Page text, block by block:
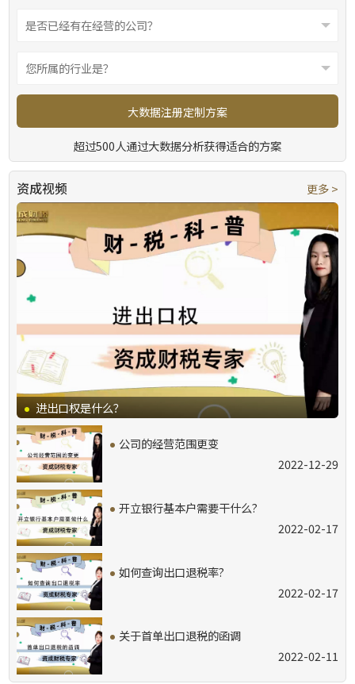
大数据注册定制方案
超过500人通过大数据分析获得适合的方案
资成视频 更多 >
·进出口权是什么？
·公司的经营范围更变
2022-12-29
·开立银行基本户需要干什么?
2022-02-17
·如何查询出口退税率?
2022-02-17
·关于首单出口退税的函调
2022-02-11